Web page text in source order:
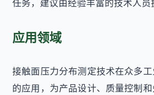
任务，建议由经验丰富的技术人员
应用领域
接触面压力分布测定技术在众多
的应用，为产品设计、质量控制